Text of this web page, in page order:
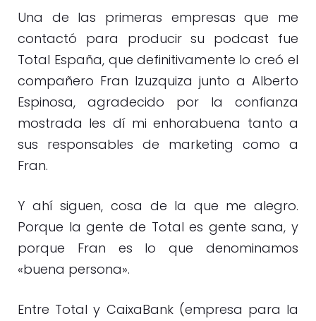
Una de las primeras empresas que me
contactó para producir su podcast fue
Total España, que definitivamente lo creó el
compañero Fran Izuzquiza junto a Alberto
Espinosa, agradecido por la confianza
mostrada les dí mi enhorabuena tanto a
sus responsables de marketing como a
Fran.
Y ahí siguen, cosa de la que me alegro.
Porque la gente de Total es gente sana, y
porque Fran es lo que denominamos
«buena persona».
Entre Total y CaixaBank (empresa para la